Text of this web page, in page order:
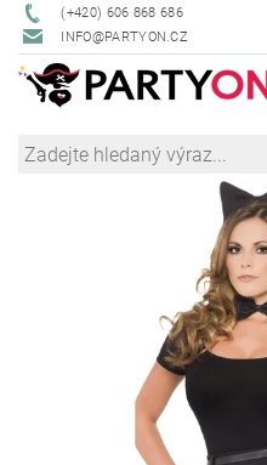
(+420) 606 868 686
INFO@PARTYON.CZ